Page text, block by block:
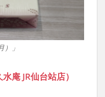
」
庵 JR仙台站店）